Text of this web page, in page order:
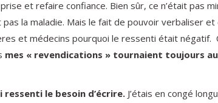
et refaire confiance. Bien sûr, ce n’était pas
pas la maladie. Mais le fait de pouvoir verbaliser
et médecins pourquoi le ressenti était négatif.
mes « revendications » tournaient toujours
ressenti le besoin d’écrire. J’étais en congé